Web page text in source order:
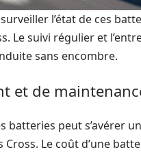
l’état de ces
Le suivi régulier et
sans encombre.
et de
peut s’avérer
Le coût d’une